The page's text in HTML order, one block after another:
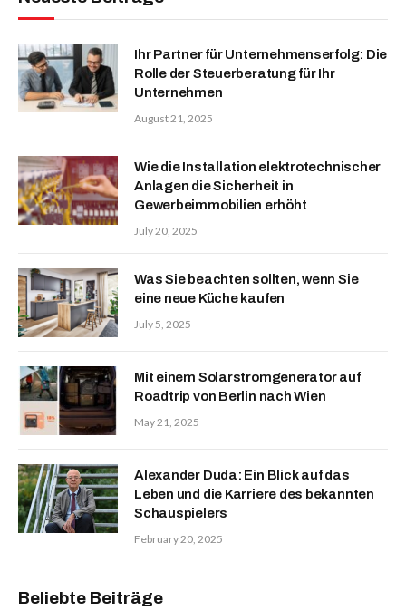
Ihr Partner für Unternehmenserfolg: Die
Rolle der Steuerberatung für Ihr
Unternehmen
August 21, 2025
Wie die Installation elektrotechnischer
Anlagen die Sicherheit in
Gewerbeimmobilien erhöht
July 20, 2025
Was Sie beachten sollten, wenn Sie
eine neue Küche kaufen
July 5, 2025
Mit einem Solarstromgenerator auf
Roadtrip von Berlin nach Wien
May 21, 2025
Alexander Duda: Ein Blick auf das
Leben und die Karriere des bekannten
Schauspielers
February 20, 2025
Beliebte Beiträge